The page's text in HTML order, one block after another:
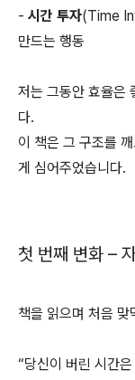
- 시간 투자(Time
만드는 행동
저는 그동안 효율은
다.
이 책은 그 구조를
게 심어주었습니다.
첫 번째 변화 –
책을 읽으며 처음 맞
“당신이 버린 시간